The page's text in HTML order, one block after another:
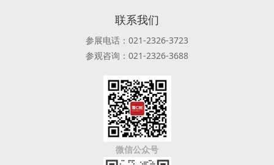
联系我们
参展电话：021-2326-3723
参观咨询：021-2326-3688
微信公众号